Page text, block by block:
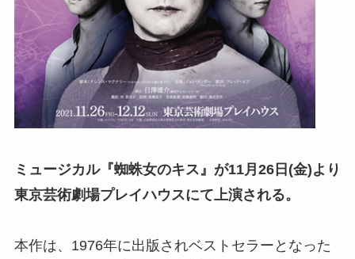
ミュージカル『蜘蛛女のキス』が11月26日(金)より
東京芸術劇場プレイハウスにて上演される。
本作は、1976年に出版されベストセラーとなった